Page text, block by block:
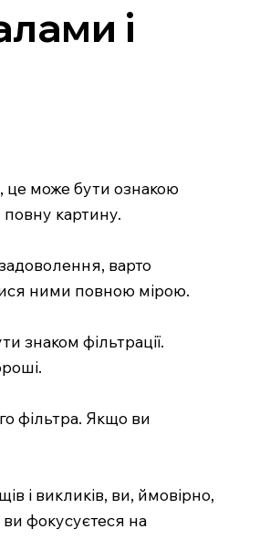
і
це може бути ознакою
повну картину.
варто
ними повною мірою.
знаком фільтрації.
фільтра. Якщо ви
і викликів, ви, ймовірно,
фокусуєтеся на